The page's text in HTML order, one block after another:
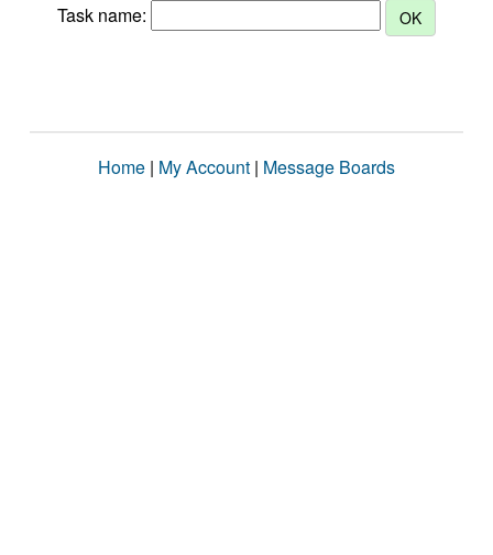
Task name:
Home | My Account | Message Boards